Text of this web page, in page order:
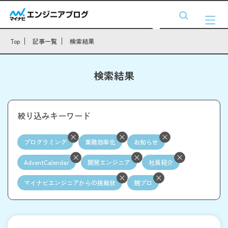
Top 記事一覧 検索結果
検索結果
絞り込みキーワード
プログラミング 業務効率化 お知らせ
AdventCalendar 開発エンジニア 社員紹介
マイナビエンジニアからの挑戦状 競プロ